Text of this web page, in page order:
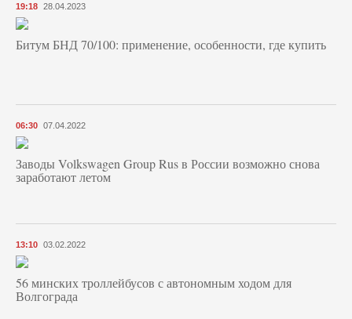
19:18 28.04.2023
Битум БНД 70/100: применение, особенности, где купить
06:30 07.04.2022
Заводы Volkswagen Group Rus в России возможно снова
заработают летом
13:10 03.02.2022
56 минских троллейбусов с автономным ходом для
Волгограда